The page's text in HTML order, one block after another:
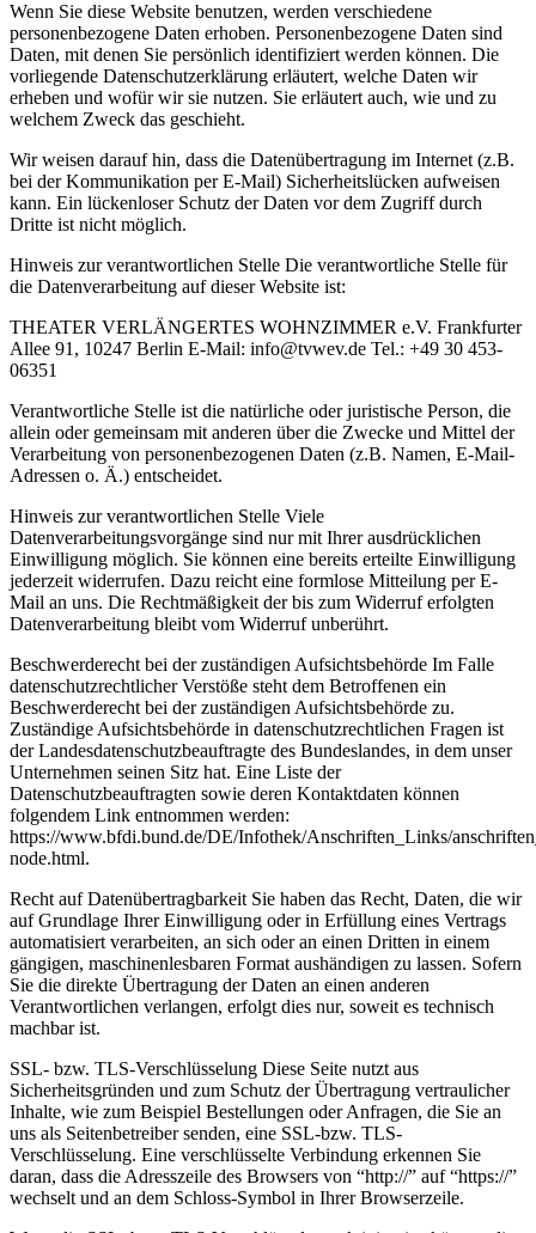
Wenn Sie diese Website benutzen, werden verschiedene
personenbezogene Daten erhoben. Personenbezogene Daten sind
Daten, mit denen Sie persönlich identifiziert werden können. Die
vorliegende Datenschutzerklärung erläutert, welche Daten wir
erheben und wofür wir sie nutzen. Sie erläutert auch, wie und zu
welchem Zweck das geschieht.
Wir weisen darauf hin, dass die Datenübertragung im Internet (z.B.
bei der Kommunikation per E-Mail) Sicherheitslücken aufweisen
kann. Ein lückenloser Schutz der Daten vor dem Zugriff durch
Dritte ist nicht möglich.
Hinweis zur verantwortlichen Stelle Die verantwortliche Stelle für
die Datenverarbeitung auf dieser Website ist:
THEATER VERLÄNGERTES WOHNZIMMER e.V. Frankfurter
Allee 91, 10247 Berlin E-Mail: info@tvwev.de Tel.: +49 30 453-
06351
Verantwortliche Stelle ist die natürliche oder juristische Person, die
allein oder gemeinsam mit anderen über die Zwecke und Mittel der
Verarbeitung von personenbezogenen Daten (z.B. Namen, E-Mail-
Adressen o. Ä.) entscheidet.
Hinweis zur verantwortlichen Stelle Viele
Datenverarbeitungsvorgänge sind nur mit Ihrer ausdrücklichen
Einwilligung möglich. Sie können eine bereits erteilte Einwilligung
jederzeit widerrufen. Dazu reicht eine formlose Mitteilung per E-
Mail an uns. Die Rechtmäßigkeit der bis zum Widerruf erfolgten
Datenverarbeitung bleibt vom Widerruf unberührt.
Beschwerderecht bei der zuständigen Aufsichtsbehörde Im Falle
datenschutzrechtlicher Verstöße steht dem Betroffenen ein
Beschwerderecht bei der zuständigen Aufsichtsbehörde zu.
Zuständige Aufsichtsbehörde in datenschutzrechtlichen Fragen ist
der Landesdatenschutzbeauftragte des Bundeslandes, in dem unser
Unternehmen seinen Sitz hat. Eine Liste der
Datenschutzbeauftragten sowie deren Kontaktdaten können
folgendem Link entnommen werden:
https://www.bfdi.bund.de/DE/Infothek/Anschriften_Links/
node.html.
Recht auf Datenübertragbarkeit Sie haben das Recht, Daten, die wir
auf Grundlage Ihrer Einwilligung oder in Erfüllung eines Vertrags
automatisiert verarbeiten, an sich oder an einen Dritten in einem
gängigen, maschinenlesbaren Format aushändigen zu lassen. Sofern
Sie die direkte Übertragung der Daten an einen anderen
Verantwortlichen verlangen, erfolgt dies nur, soweit es technisch
machbar ist.
SSL- bzw. TLS-Verschlüsselung Diese Seite nutzt aus
Sicherheitsgründen und zum Schutz der Übertragung vertraulicher
Inhalte, wie zum Beispiel Bestellungen oder Anfragen, die Sie an
uns als Seitenbetreiber senden, eine SSL-bzw. TLS-
Verschlüsselung. Eine verschlüsselte Verbindung erkennen Sie
daran, dass die Adresszeile des Browsers von “http://” auf “https://”
wechselt und an dem Schloss-Symbol in Ihrer Browserzeile.